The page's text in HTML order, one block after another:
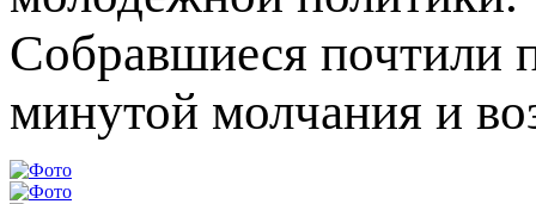
Собравшиеся почтили
минутой молчания и